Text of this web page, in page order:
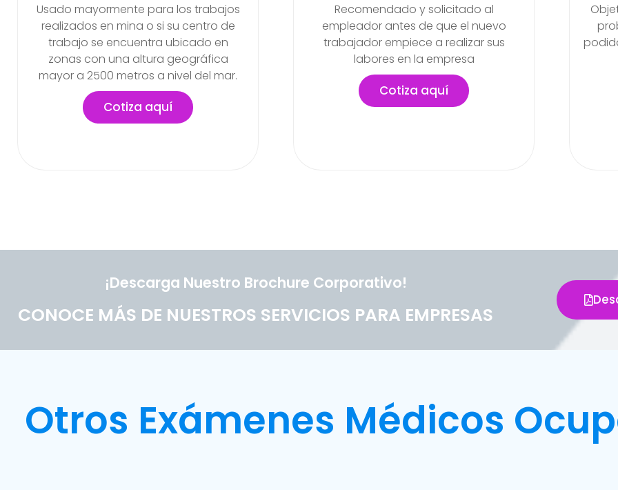
Recomendado y solicitado al
empleador antes de que el nuevo
trabajador empiece a realizar sus
labores en la empresa
Cotiza aquí
Objetivo de poder detectar si existen
problemas de salud que se hayan
podido generar en el transcurso de sus
actividades
Cotiza aquí
¡Descarga Nuestro Brochure Corporativo!
CONOCE MÁS DE NUESTROS SERVICIOS PARA EMPRESAS
Otros Exámenes Médicos